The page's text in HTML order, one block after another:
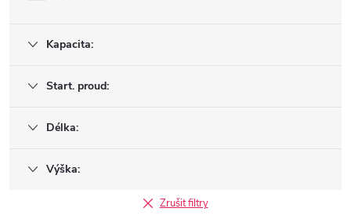
Kapacita:
Start. proud:
Délka:
Výška:
Zrušit filtry